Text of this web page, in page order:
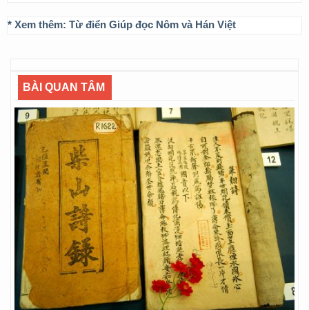
* Xem thêm: Từ điển Giúp đọc Nôm và Hán Việt
BÀI QUAN TÂM